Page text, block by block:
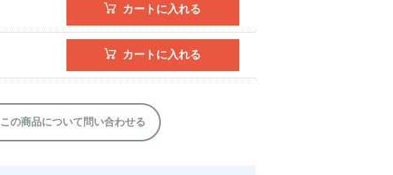
カートに入れる
カートに入れる
この商品について問い合わせる